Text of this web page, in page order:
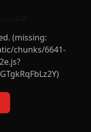
(missing:
chunks/6641-